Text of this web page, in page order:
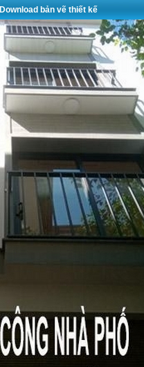
Download bản vẽ thiết kế